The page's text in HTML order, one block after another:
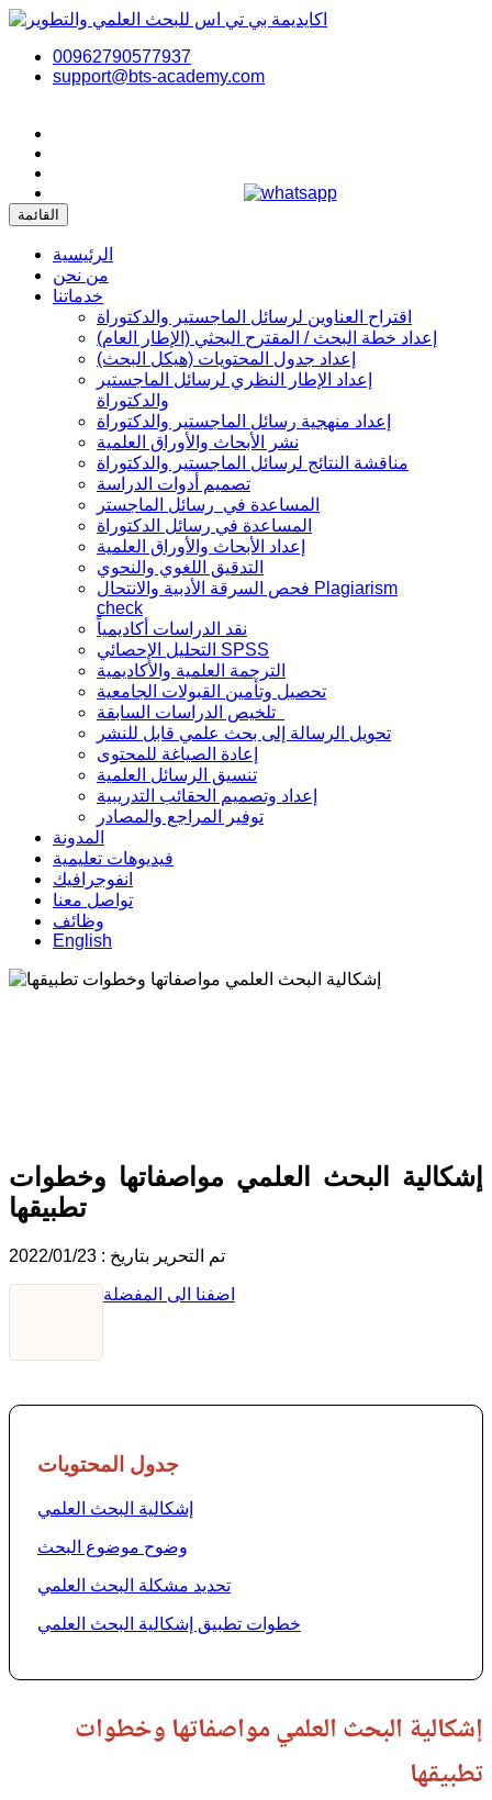
00962790577937
support@bts-academy.com
القائمة
الرئيسية
من نحن
خدماتنا
اقتراح العناوين لرسائل الماجستير والدكتوراة
إعداد خطة البحث / المقترح البحثي (الإطار العام)
إعداد جدول المحتويات (هيكل البحث)
إعداد الإطار النظري لرسائل الماجستير
والدكتوراة
إعداد منهجية رسائل الماجستير والدكتوراة
نشر الأبحاث والأوراق العلمية
مناقشة النتائج لرسائل الماجستير والدكتوراة
تصميم أدوات الدراسة
المساعدة في رسائل الماجستر
المساعدة في رسائل الدكتوراة
إعداد الأبحاث والأوراق العلمية
التدقيق اللغوي والنحوي
فحص السرقة الأدبية والانتحال Plagiarism
check
نقد الدراسات أكاديمياً
التحليل الإحصائي SPSS
الترجمة العلمية والأكاديمية
تحصيل وتأمين القبولات الجامعية
تحويل الرسالة إلى بحث علمي قابل للنشر
إعادة الصياغة للمحتوى
تنسيق الرسائل العلمية
إعداد وتصميم الحقائب التدريبية
توفير المراجع والمصادر
المدونة
فيديوهات تعليمية
انفوجرافيك
تواصل معنا
وظائف
English
إشكالية البحث العلمي مواصفاتها وخطوات
تم التحرير بتاريخ : 2022/01/23
اضفنا الى المفضلة
جدول المحتويات
إشكالية البحث العلمي
وضوح موضوع البحث
تحديد مشكلة البحث العلمي
خطوات تطبيق إشكالية البحث العلمي
إشكالية البحث العلمي مواصفاتها وخطوات
تطبيقها